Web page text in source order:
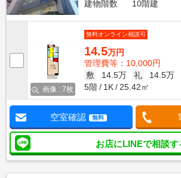
建物階数
10階建
画像 : 7枚
無料オンライン相談可
14.5万円
管理費等：10,000円
敷
14.5万 礼
14.5万
5階
1K 25.42㎡
空室確認 無料
お店にLINEで相談す